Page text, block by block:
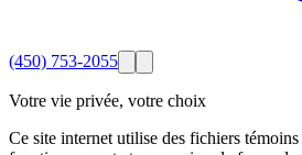
(450) 753-2055
Votre vie privée, votre choix
Ce site internet utilise des fichiers